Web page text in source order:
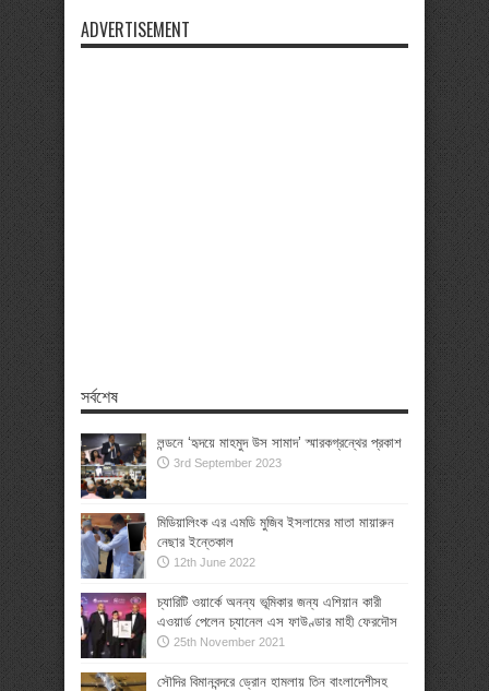
ADVERTISEMENT
সর্বশেষ
লন্ডনে ‘হৃদয়ে মাহমুদ উস সামাদ’ স্মারকগ্রন্থের প্রকাশ
3rd September 2023
মিডিয়ালিংক এর এমডি মুজিব ইসলামের মাতা মায়ারুন
নেছার ইন্তেকাল
12th June 2022
চ্যারিটি ওয়ার্কে অনন্য ভূমিকার জন্য এশিয়ান কারী
এওয়ার্ড পেলেন চ্যানেল এস ফাউণ্ডার মাহী ফেরদৌস
25th November 2021
সৌদির বিমানবন্দরে ড্রোন হামলায় তিন বাংলাদেশীসহ